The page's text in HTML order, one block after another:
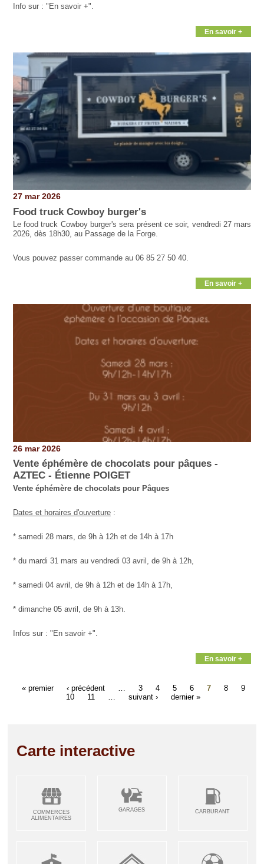
Info sur : "En savoir +".
En savoir +
27 mar 2026
Food truck Cowboy burger's
Le food truck Cowboy burger's sera présent ce soir, vendredi 27 mars
2026, dès 18h30, au Passage de la Forge.
Vous pouvez passer commande au 06 85 27 50 40.
En savoir +
26 mar 2026
Vente éphémère de chocolats pour pâques -
AZTEC - Étienne POIGET
Vente éphémère de chocolats pour Pâques
Dates et horaires d'ouverture:
* samedi 28 mars, de 9h à 12h et de 14h à 17h
* du mardi 31 mars au vendredi 03 avril, de 9h à 12h,
* samedi 04 avril, de 9h à 12h et de 14h à 17h,
* dimanche 05 avril, de 9h à 13h.
Infos sur : "En savoir +".
En savoir +
« premier ‹ précédent 3 4 5 6 7 8
9
10
11 suivant › dernier »
Carte interactive
COMMERCES
ALIMENTAIRES
GARAGES CARBURANT